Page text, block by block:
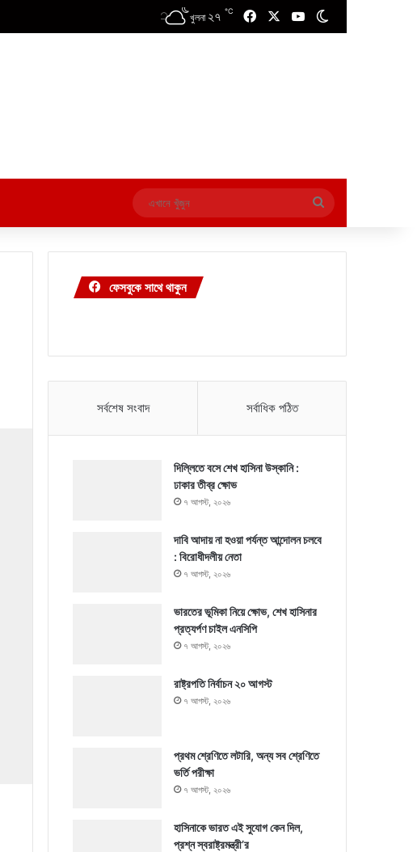
খুলনা ২৭ ℃ FacebookYouTube
এখানে
খুঁজুন
ফেসবুকে সাথে থাকুন
সর্বশেষ সংবাদ সর্বাধিক পঠিত
দিল্লিতে বসে শেখ হাসিনা উস্কানি :
ঢাকার তীব্র ক্ষোভ
৭ আগস্ট, ২০২৬
দাবি আদায় না হওয়া পর্যন্ত আন্দোলন চলবে
: বিরোধীদলীয় নেতা
৭ আগস্ট, ২০২৬
ভারতের ভূমিকা নিয়ে ক্ষোভ, শেখ হাসিনার
প্রত্যর্পণ চাইল এনসিপি
৭ আগস্ট, ২০২৬
রাষ্ট্রপতি নির্বাচন ২০ আগস্ট
৭ আগস্ট, ২০২৬
প্রথম শ্রেণিতে লটারি, অন্য সব শ্রেণিতে
ভর্তি পরীক্ষা
৭ আগস্ট, ২০২৬
হাসিনাকে ভারত এই সুযোগ কেন দিল,
প্রশ্ন স্বরাষ্ট্রমন্ত্রী’র